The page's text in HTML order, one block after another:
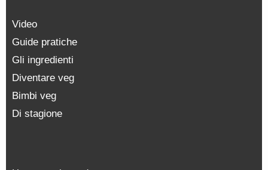
Video
Guide pratiche
Gli ingredienti
Diventare veg
Bimbi veg
Di stagione